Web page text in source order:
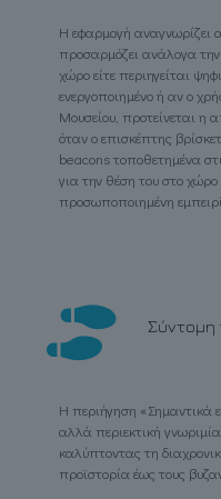
Η εφαρμογή αναγνωρίζει
προσαρμόζει ανάλογα την
χώρο είτε περιηγείται
ενεργοποιημένο ή αν ο
Μουσείου, προτείνεται η
όταν ο επισκέπτης
beacons τοποθετημένα
για την θέση του στο
προσωποποιημένη
Σύντομη
Η περιήγηση «Σημαντικά
αλλά περιεκτική
καλύπτοντας τη
προϊστορία έως τους